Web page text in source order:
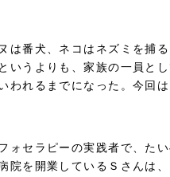
は番犬、ネコはネズミを捕
いうよりも、家族の一員と
われるまでになった。今回
ォセラピーの実践者で、た
院を開業しているＳさんは